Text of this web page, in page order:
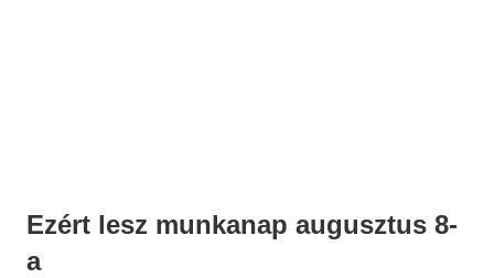
Ezért lesz munkanap augusztus 8-
a